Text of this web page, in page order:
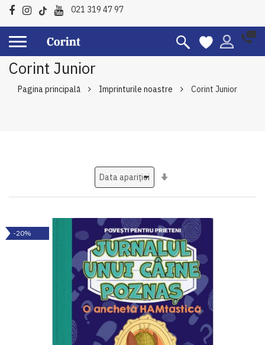
021 319 47 97
Corint Junior
Pagina principală Imprinturile noastre Corint Junior
-20%